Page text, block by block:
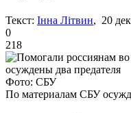
Текст: Інна Літвин, 20
0
218
Фото: СБУ
По материалам СБУ